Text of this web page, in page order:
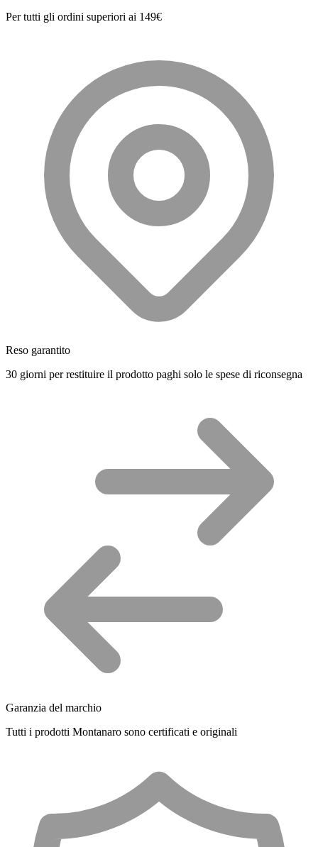
Per tutti gli ordini superiori ai 149€
Reso garantito
30 giorni per restituire il prodotto paghi solo le spese di riconsegna
Garanzia del marchio
Tutti i prodotti Montanaro sono certificati e originali